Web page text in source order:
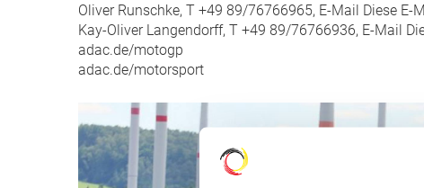
Oliver Runschke, T +49 89/76766965, E-Mail Diese
Kay-Oliver Langendorff, T +49 89/76766936, E-Mail
adac.de/motogp
adac.de/motorsport